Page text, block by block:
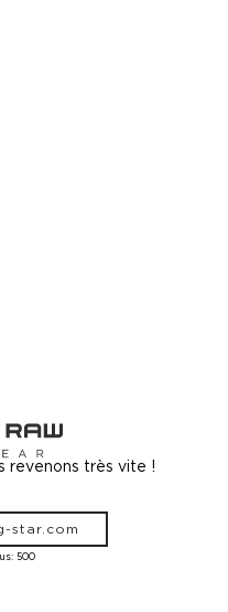
revenons très vite !
star.com
500